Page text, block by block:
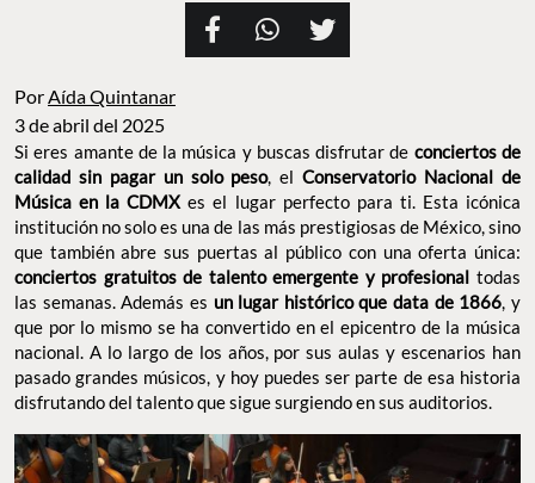
PorAída Quintanar
3 de abril del 2025
Si eres amante de la música y buscas disfrutar de conciertos de
calidad sin pagar un solo peso, elConservatorio Nacional de
Música en la CDMX es el lugar perfecto para ti. Esta icónica
institución no solo es una de las más prestigiosas de México, sino
que también abre sus puertas al público con una oferta única:
conciertos gratuitos de talento emergente y profesional todas
las semanas. Además es un lugar histórico que data de 1866, y
que por lo mismo se ha convertido en el epicentro de la música
nacional. A lo largo de los años, por sus aulas y escenarios han
pasado grandes músicos, y hoy puedes ser parte de esa historia
disfrutando del talento que sigue surgiendo en sus auditorios.